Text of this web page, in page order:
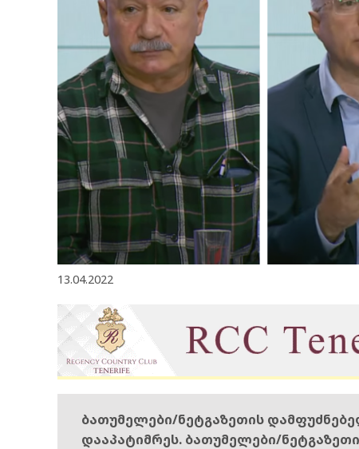
13.04.2022
ბათუმელები/ნეტგაზეთის
დააპატიმრეს. ბათუმელები/